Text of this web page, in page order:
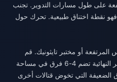
على طول مسارات التدوير. تجنب
فهو نقطة اختناق طبيعية. تحرك حول
المرتفعة أو مختبر تايثونيك. قم
بتأمين أرض مرتفعة مبكراً؛ فالدوائر النهائية تضم 4-6 فرق في مساحة
الضعيفة التي تخوض قتالات أخرى